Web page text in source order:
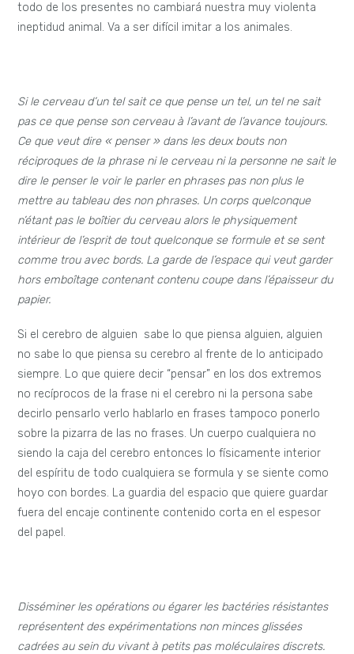
todo de los presentes no cambiará nuestra muy violenta
ineptidud animal. Va a ser difícil imitar a los animales.
Si le cerveau d’un tel sait ce que pense un tel, un tel ne sait
pas ce que pense son cerveau à l’avant de l’avance toujours.
Ce que veut dire « penser » dans les deux bouts non
réciproques de la phrase ni le cerveau ni la personne ne sait le
dire le penser le voir le parler en phrases pas non plus le
mettre au tableau des non phrases. Un corps quelconque
n’étant pas le boîtier du cerveau alors le physiquement
intérieur de l’esprit de tout quelconque se formule et se sent
comme trou avec bords. La garde de l’espace qui veut garder
hors emboîtage contenant contenu coupe dans l’épaisseur du
papier.
Si el cerebro de alguien sabe lo que piensa alguien, alguien
no sabe lo que piensa su cerebro al frente de lo anticipado
siempre. Lo que quiere decir “pensar” en los dos extremos
no recíprocos de la frase ni el cerebro ni la persona sabe
decirlo pensarlo verlo hablarlo en frases tampoco ponerlo
sobre la pizarra de las no frases. Un cuerpo cualquiera no
siendo la caja del cerebro entonces lo físicamente interior
del espíritu de todo cualquiera se formula y se siente como
hoyo con bordes. La guardia del espacio que quiere guardar
fuera del encaje continente contenido corta en el espesor
del papel.
Disséminer les opérations ou égarer les bactéries résistantes
représentent des expérimentations non minces glissées
cadrées au sein du vivant à petits pas moléculaires discrets.